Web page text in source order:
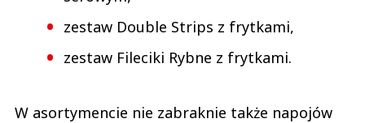
zestaw Double Strips z frytkami,
zestaw Fileciki Rybne z frytkami.
W asortymencie nie zabraknie także napojów